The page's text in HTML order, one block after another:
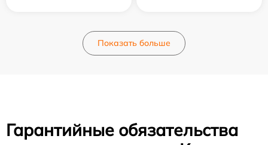
Показать больше
Гарантийные обязательства